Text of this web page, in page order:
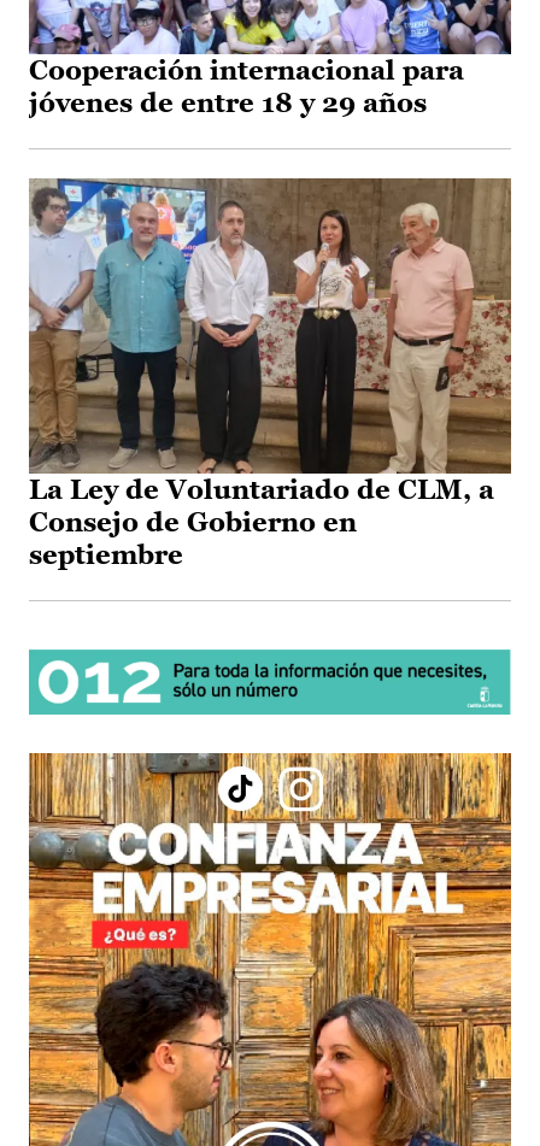
Cooperación internacional para
jóvenes de entre 18 y 29 años
La Ley de Voluntariado de CLM, a
Consejo de Gobierno en
septiembre